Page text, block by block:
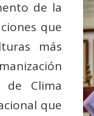
de la
que
más
de Clima
que